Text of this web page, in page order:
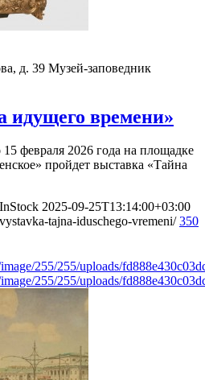
д. 39 Музей-заповедник
идущего времени»
февраля 2026 года на площадке
пройдет выставка «Тайна
2025-09-25T13:14:00+03:00
tajna-iduschego-vremeni/ 350
255/255/uploads/
255/255/uploads/